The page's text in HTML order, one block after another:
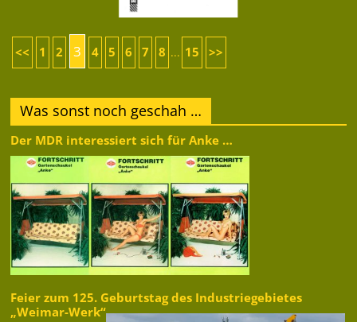
<< 1 2 3 4 5 6 7 8 ... 15 >>
Was sonst noch geschah …
Der MDR interessiert sich für Anke …
Feier zum 125. Geburtstag des Industriegebietes
„Weimar-Werk“